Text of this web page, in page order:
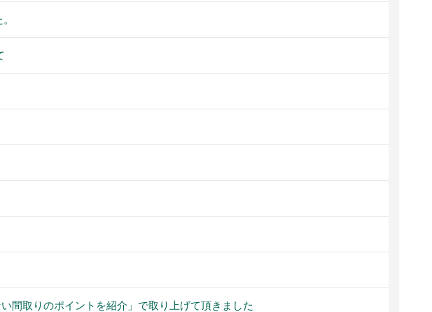
間取りのポイントを紹介」で取り上げて頂きました